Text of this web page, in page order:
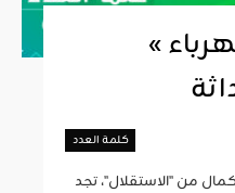
« حين يفضح الكهرباء
كلمة العدد